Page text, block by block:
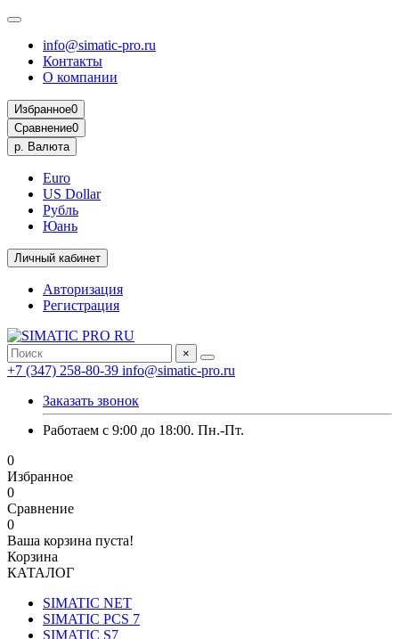
info@simatic-pro.ru
Контакты
О компании
Избранное0
Сравнение0
р. Валюта
Euro
US Dollar
Рубль
Юань
Личный кабинет
Авторизация
Регистрация
×
+7 (347) 258-80-39 info@simatic-pro.ru
Заказать звонок
Работаем с 9:00 до 18:00. Пн.-Пт.
0
Избранное
0
Сравнение
0
Ваша корзина пуста!
Корзина
КАТАЛОГ
SIMATIC NET
SIMATIC PCS 7
SIMATIC S7